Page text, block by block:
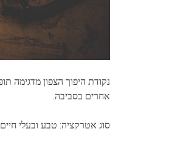
נקודת היפוך הצפון מדגימה
אחרים בסביבה.
סוג אטרקציה: טבע ובעלי